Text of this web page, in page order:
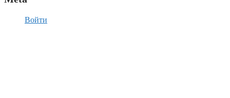
Войти